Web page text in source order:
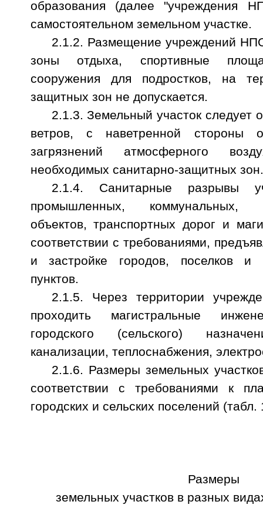
образования (далее "учреждения
самостоятельном земельном участке.
2.1.2. Размещение учреждений
зоны отдыха, спортивные
сооружения для подростков, на
защитных зон не допускается.
2.1.3. Земельный участок следует
ветров, с наветренной стороны
загрязнений атмосферного
необходимых санитарно-защитных зон.
2.1.4. Санитарные разрывы
промышленных, коммунальных,
объектов, транспортных дорог и
соответствии с требованиями,
и застройке городов, поселков и
пунктов.
2.1.5. Через территории
проходить магистральные
городского (сельского)
канализации, теплоснабжения,
2.1.6. Размеры земельных
соответствии с требованиями к
городских и сельских поселений (табл.
Размеры
земельных участков в разных